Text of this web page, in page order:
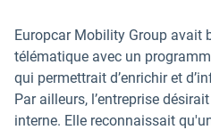
Europcar Mobility Group avait
télématique avec un
qui permettrait d’enrichir et
Par ailleurs, l’entreprise
interne. Elle reconnaissait